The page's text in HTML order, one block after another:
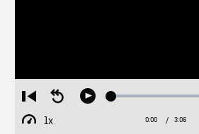
Restart
from
beginning
Seek
Play Loaded:
1x
Playback
Current
0:00 / 3:06